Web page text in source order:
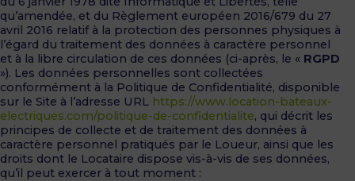
qu’amendée, et du Règlement européen 2016/679 du 27
avril 2016 relatif à la protection des personnes physiques à
l’égard du traitement des données à caractère personnel
et à la libre circulation de ces données (ci-après, le « RGPD
»). Les données personnelles sont collectées
conformément à la Politique de Confidentialité, disponible
sur le Site à l’adresse URL https://www.location-bateaux-
electriques.com/politique-de-confidentialite, qui décrit les
principes de collecte et de traitement des données à
caractère personnel pratiqués par le Loueur, ainsi que les
droits dont le Locataire dispose vis-à-vis de ses données,
qu’il peut exercer à tout moment :